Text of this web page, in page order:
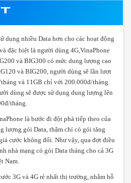
dụng nhiều Data hơn cho các hoạt động
đặc biệt là người dùng 4G,VinaPhone
và BIG300 có mức dung lượng cao
và BIG200, người dùng sẽ lần lượt
và 11GB chỉ với 200.000đ/tháng.
dùng sẽ được sử dụng dung lượng lên
tháng.
là bước đi đột phá tiếp theo của
lượng gói Data, thậm chí có gói tăng
cước không đổi. Như vậy, qua đợt điều
nhà mạng có gói Data tháng cho cả 3G
Nam.
3G và 4G rẻ nhất thị trường, nhằm hỗ